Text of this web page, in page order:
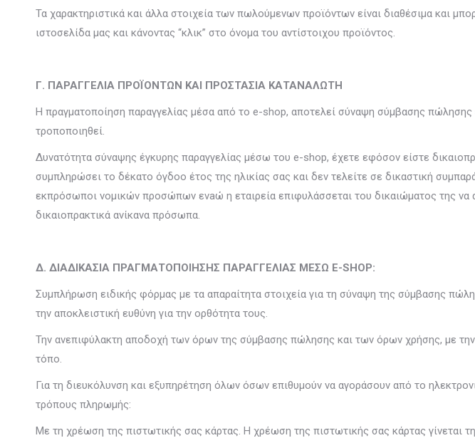
Τα χαρακτηριστικά και άλλα στοιχεία των πωλούμενων προϊόντων είναι διαθέσιμα και
ιστοσελίδα μας και κάνοντας “κλικ” στο όνομα του αντίστοιχου προϊόντος.
Γ. ΠΑΡΑΓΓΕΛΙΑ ΠΡΟΪΟΝΤΩΝ ΚΑΙ ΠΡΟΣΤΑΣΙΑ ΚΑΤΑΝΑΛΩΤΗ
Η πραγματοποίηση παραγγελίας μέσα από το e-shop, αποτελεί σύναψη σύμβασης
τροποποιηθεί.
Δυνατότητα σύναψης έγκυρης παραγγελίας μέσω του e-shop, έχετε εφόσον είστε
συμπληρώσει το δέκατο όγδοο έτος της ηλικίας σας και δεν τελείτε σε δικαστική
εκπρόσωποι νομικών προσώπων ενaώ η εταιρεία επιφυλάσσεται του δικαιώματος της
δικαιοπρακτικά ανίκανα πρόσωπα.
Δ. ΔΙΑΔΙΚΑΣΙΑ ΠΡΑΓΜΑΤΟΠΟΙΗΣΗΣ ΠΑΡΑΓΓΕΛΙΑΣ ΜΕΣΩ E-SHOP:
Συμπλήρωση ειδικής φόρμας με τα απαραίτητα στοιχεία για τη σύναψη της σύμβασης
την αποκλειστική ευθύνη για την ορθότητα τους.
Την ανεπιφύλακτη αποδοχή των όρων της σύμβασης πώλησης και των όρων χρήσης, με
τόπο.
Για τη διευκόλυνση και εξυπηρέτηση όλων όσων επιθυμούν να αγοράσουν από το
τρόπους πληρωμής:
Με τη χρέωση της πιστωτικής σας κάρτας. Η χρέωση της πιστωτικής σας κάρτας γίνεται